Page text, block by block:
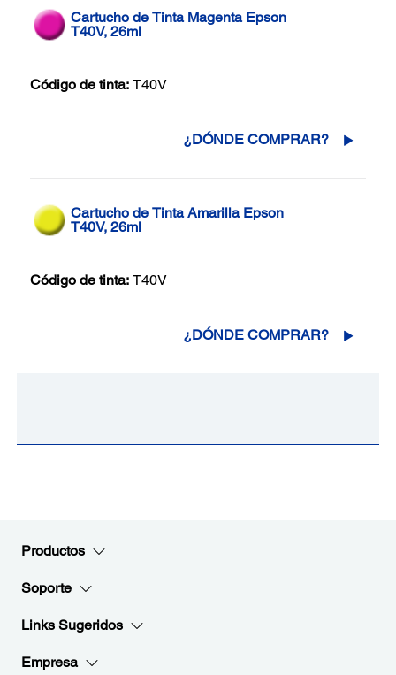
Cartucho de Tinta Magenta Epson
T40V, 26ml
Código de tinta: T40V
¿DÓNDE COMPRAR?
Cartucho de Tinta Amarilla Epson
T40V, 26ml
Código de tinta: T40V
¿DÓNDE COMPRAR?
Productos
Soporte
Links Sugeridos
Empresa